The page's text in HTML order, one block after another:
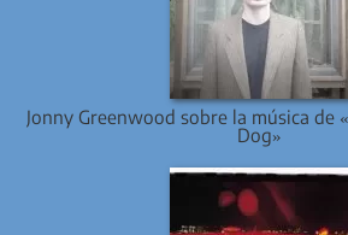
Jonny Greenwood sobre la música de
Dog»